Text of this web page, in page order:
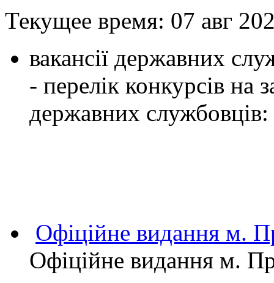
Текущее время: 07 авг
вакансії державних
- перелік конкурсів на
державних службовців:
Офіційне видання
Офіційне видання м.